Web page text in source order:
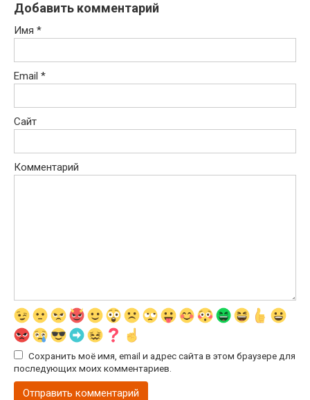
Добавить комментарий
Имя *
Email *
Сайт
Комментарий
Сохранить моё имя, email и адрес сайта в этом браузере для
последующих моих комментариев.